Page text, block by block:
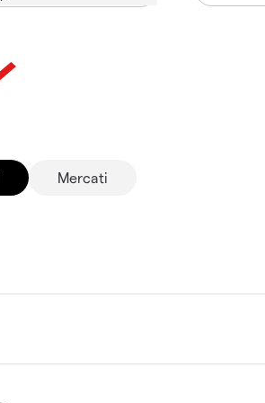
Mercati